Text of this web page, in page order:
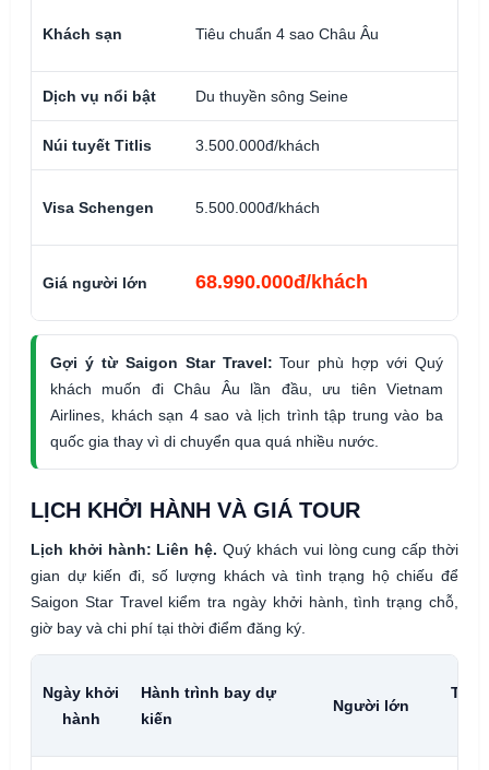
Khách sạn Tiêu chuẩn 4 sao Châu Âu
Dịch vụ nổi bật Du thuyền sông Seine
Núi tuyết Titlis 3.500.000đ/khách
Visa Schengen 5.500.000đ/khách
Giá người lớn 68.990.000đ/khách
Gợi ý từ Saigon Star Travel: Tour phù hợp với Quý
khách muốn đi Châu Âu lần đầu, ưu tiên Vietnam
Airlines, khách sạn 4 sao và lịch trình tập trung vào ba
quốc gia thay vì di chuyển qua quá nhiều nước.
LỊCH KHỞI HÀNH VÀ GIÁ TOUR
Lịch khởi hành: Liên hệ. Quý khách vui lòng cung cấp thời
gian dự kiến đi, số lượng khách và tình trạng hộ chiếu để
Saigon Star Travel kiểm tra ngày khởi hành, tình trạng chỗ,
giờ bay và chi phí tại thời điểm đăng ký.
Ngày khởi
hành
Hành trình bay dự
kiến
Người lớn
Trẻ